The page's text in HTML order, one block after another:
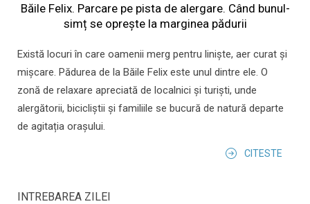
Băile Felix. Parcare pe pista de alergare. Când bunul-
simț se oprește la marginea pădurii
Există locuri în care oamenii merg pentru liniște, aer curat și
mișcare. Pădurea de la Băile Felix este unul dintre ele. O
zonă de relaxare apreciată de localnici și turiști, unde
alergătorii, bicicliștii și familiile se bucură de natură departe
de agitația orașului.
CITESTE
INTREBAREA ZILEI